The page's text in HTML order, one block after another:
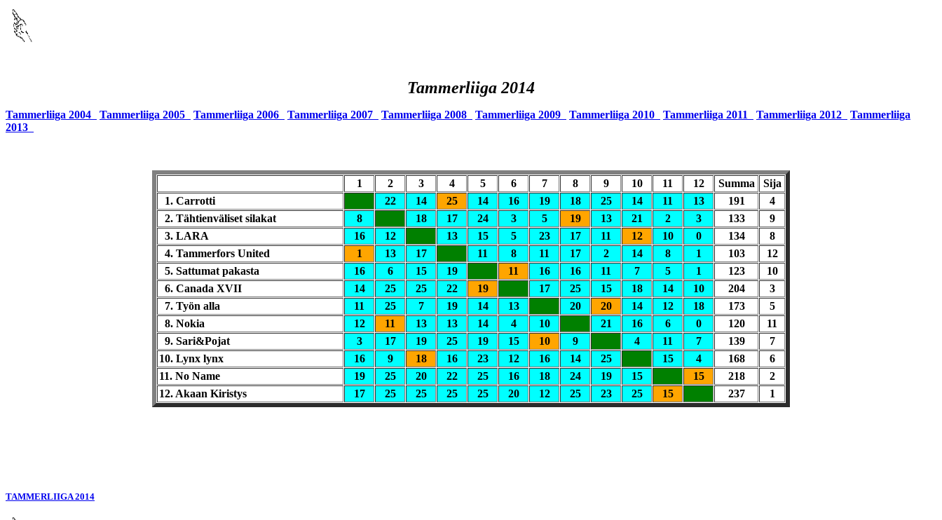
Tammerliiga 2014
Tammerliiga 2004 Tammerliiga 2005 Tammerliiga 2006 Tammerliiga 2007 Tammerliiga 2008 Tammerliiga 2009 Tammerliiga 2010 Tammerliiga 2011 Tammerliiga 2012
Tammerliiga
2013
1 2 3 4 5 6 7 8 9 10 11 12 Summa
Sija
1. Carrotti
22 14 25 14 16 19 18 25 14 11 13 191
4
2. Tähtienväliset silakat
8 18 17 24 3 5 19 13 21 2 3 133
9
3. LARA
16 12 13 15 5 23 17 11 12 10 0 134
8
4. Tammerfors United
1 13 17 11 8 11 17 2 14 8 1 103
12
5. Sattumat pakasta
16 6 15 19 11 16 16 11 7 5 1 123
10
6. Canada XVII
14 25 25 22 19 17 25 15 18 14 10 204
3
7. Työn alla
11 25 7 19 14 13 20 20 14 12 18 173
5
8. Nokia
12 11 13 13 14 4 10 21 16 6 0 120
11
9. Sari&Pojat
3 17 19 25 19 15 10 9 4 11 7 139
7
10. Lynx lynx
16 9 18 16 23 12 16 14 25 15 4 168
6
11. No Name
19 25 20 22 25 16 18 24 19 15 15 218
2
12. Akaan Kiristys
17 25 25 25 25 20 12 25 23 25 15 237 1
TAMMERLIIGA 2014